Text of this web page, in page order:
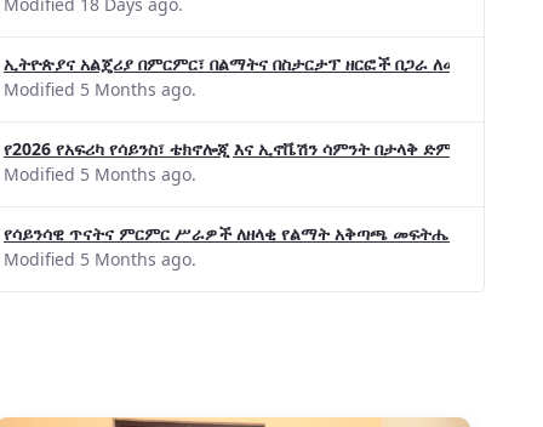
ኢትዮጵያና አልጄሪያ በምርምር፣ በልማትና በስታርታፕ ዘርፎች በጋራ ለመስራት መከሩ፡፡
Modified 5 Months ago.
የ2026 የአፍሪካ የሳይንስ፣ ቴክኖሎጂ እና ኢኖቬሽን ሳምንት በታላቅ ድምቀት
Modified 5 Months ago.
የሳይንሳዊ ጥናትና ምርምር ሥራዎች ለዘላቂ የልማት አቅጣጫ መፍትሔ ጠቋሚ
Modified 5 Months ago.